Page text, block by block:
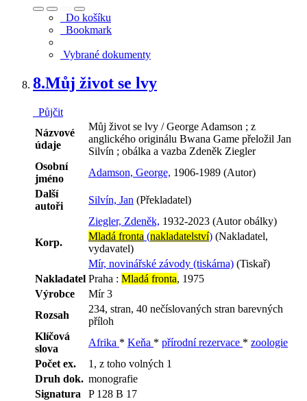
Do košíku
Bookmark
Vybrané dokumenty
8.Můj život se lvy
Půjčit
Názvové
údaje
Můj život se lvy / George Adamson ; z
anglického originálu Bwana Game přeložil Jan
Silvín ; obálka a vazba Zdeněk Ziegler
Osobní
jméno
Adamson, George, 1906-1989 (Autor)
Další
autoři
Silvín, Jan (Překladatel)
Ziegler, Zdeněk, 1932-2023 (Autor obálky)
Korp.
Mladá fronta (nakladatelství) (Nakladatel,
vydavatel)
Mír, novinářské závody (tiskárna) (Tiskař)
Nakladatel Praha : Mladá fronta, 1975
Výrobce
Mír 3
Rozsah
234, stran, 40 nečíslovaných stran barevných
příloh
Klíčová
slova
Afrika * Keňa * přírodní rezervace * zoologie
Počet ex.
1, z toho volných 1
Druh dok. monografie
Signatura
P 128 B 17